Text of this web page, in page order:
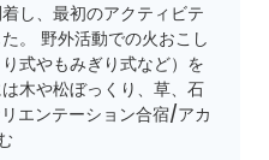
し、最初のアクティビテ
。 野外活動での火おこし
式やもみぎり式など）を
木や松ぼっくり、草、石
エンテーション合宿/アカ